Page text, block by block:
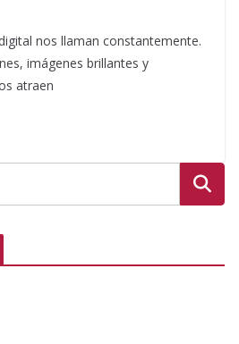
nos llaman constantemente.
imágenes brillantes y
atraen